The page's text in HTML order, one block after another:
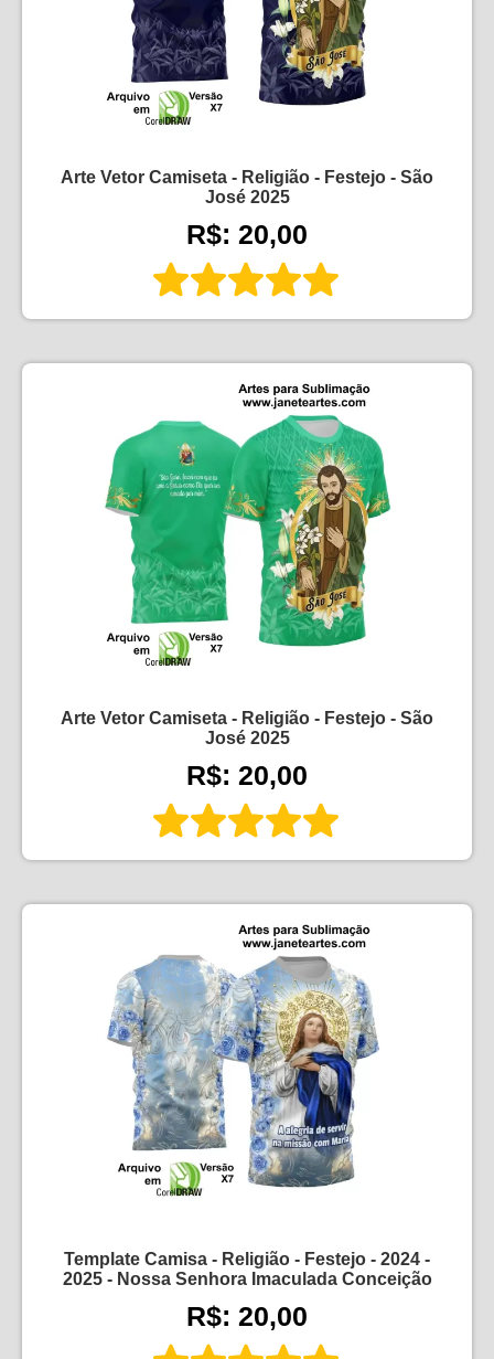
Arte Vetor Camiseta - Religião - Festejo - São
José 2025
R$: 20,00
Arte Vetor Camiseta - Religião - Festejo - São
José 2025
R$: 20,00
Template Camisa - Religião - Festejo - 2024 -
2025 - Nossa Senhora Imaculada Conceição
R$: 20,00